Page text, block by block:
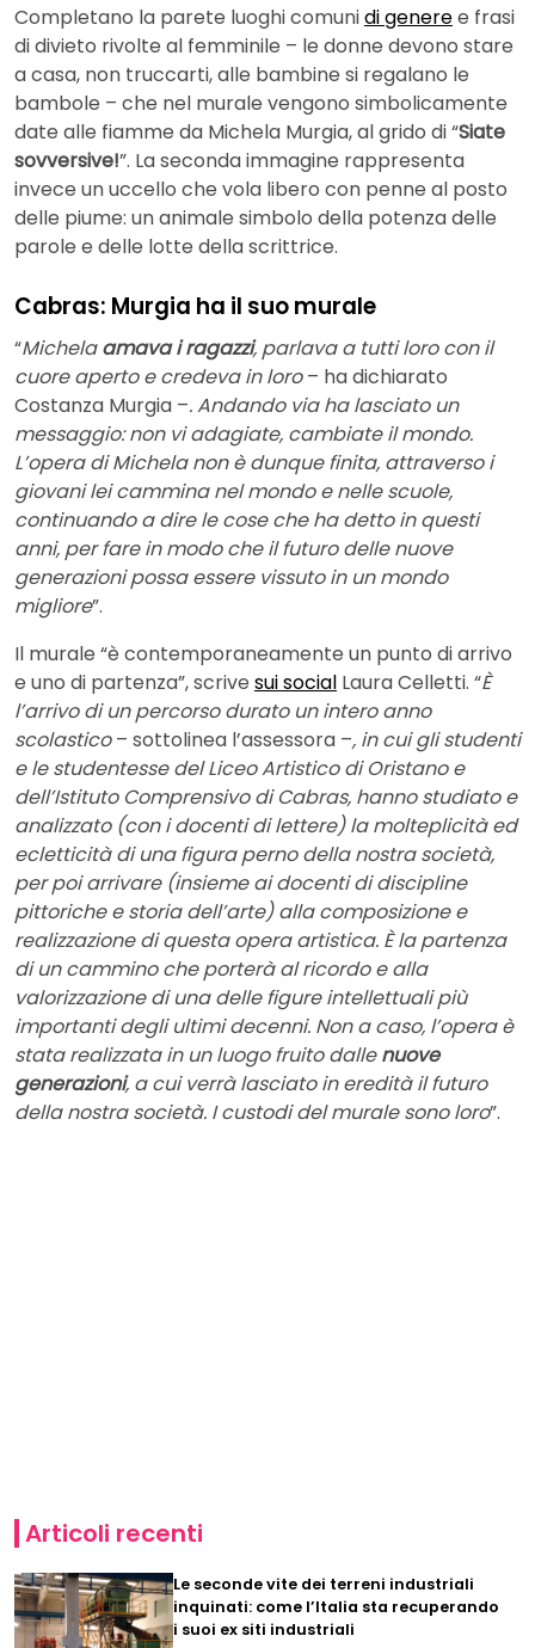
Completano la parete luoghi comunidi generee frasi
di divieto rivolte al femminile – le donne devono stare
a casa, non truccarti, alle bambine si regalano le
bambole – che nel murale vengono simbolicamente
date alle fiamme da Michela Murgia, al grido di “Siate
sovversive!”. La seconda immagine rappresenta
invece un uccello che vola libero con penne al posto
delle piume: un animale simbolo della potenza delle
parole e delle lotte della scrittrice.
Cabras: Murgia ha il suo murale
“Michelaamava i ragazzi, parlava a tutti loro con il
cuore aperto e credeva in loro– ha dichiarato
Costanza Murgia –. Andando via ha lasciato un
messaggio: non vi adagiate, cambiate il mondo.
L’opera di Michela non è dunque finita, attraverso i
giovani lei cammina nel mondo e nelle scuole,
continuando a dire le cose che ha detto in questi
anni, per fare in modo che il futuro delle nuove
generazioni possa essere vissuto in un mondo
migliore”.
Il murale “è contemporaneamente un punto di arrivo
e uno di partenza”, scrive sui social Laura Celletti. “È
l’arrivo di un percorso durato un intero anno
scolastico– sottolinea l’assessora –, in cui gli studenti
e le studentesse del Liceo Artistico di Oristano e
dell’Istituto Comprensivo di Cabras, hanno studiato e
analizzato (con i docenti di lettere) la molteplicità ed
ecletticità di una figura perno della nostra società,
per poi arrivare (insieme ai docenti di discipline
pittoriche e storia dell’arte) alla composizione e
realizzazione di questa opera artistica. È la partenza
di un cammino che porterà al ricordo e alla
valorizzazione di una delle figure intellettuali più
importanti degli ultimi decenni. Non a caso, l’opera è
stata realizzata in un luogo fruito dallenuove
generazioni, a cui verrà lasciato in eredità il futuro
della nostra società. I custodi del murale sono loro”.
Articoli recenti
Le seconde vite dei terreni industriali
inquinati: come l’Italia sta recuperando
i suoi ex siti industriali